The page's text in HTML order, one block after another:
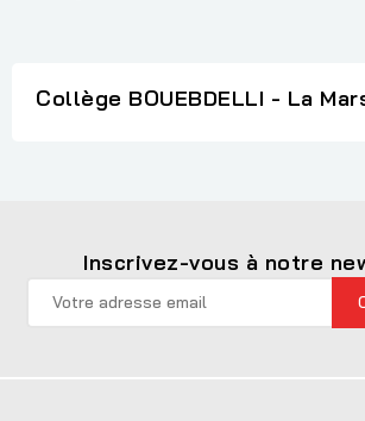
Collège BOUEBDELLI - La
Inscrivez-vous à notre